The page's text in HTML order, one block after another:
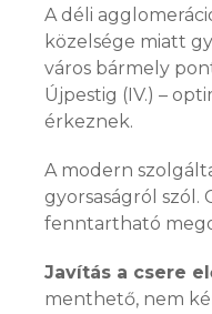
A déli
közelsége miatt
város bármely
Újpestig (IV.) –
érkeznek.
A modern
gyorsaságról
fenntartható
Javítás a csere
menthető, nem